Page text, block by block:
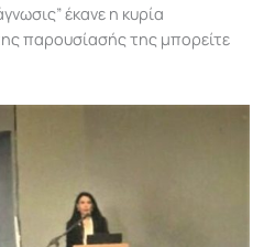
έκανε η κυρία
παρουσίασής της μπορείτε